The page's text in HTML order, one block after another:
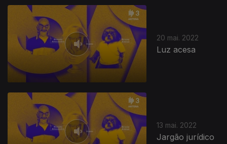
20 mai. 2022
Luz acesa
13 mai. 2022
Jargão jurídico
616849